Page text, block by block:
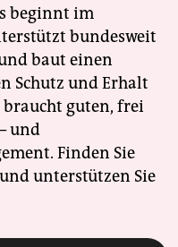
beginnt im
bundesweit
baut einen
Schutz und Erhalt
braucht guten, frei
und
Finden Sie
unterstützen Sie